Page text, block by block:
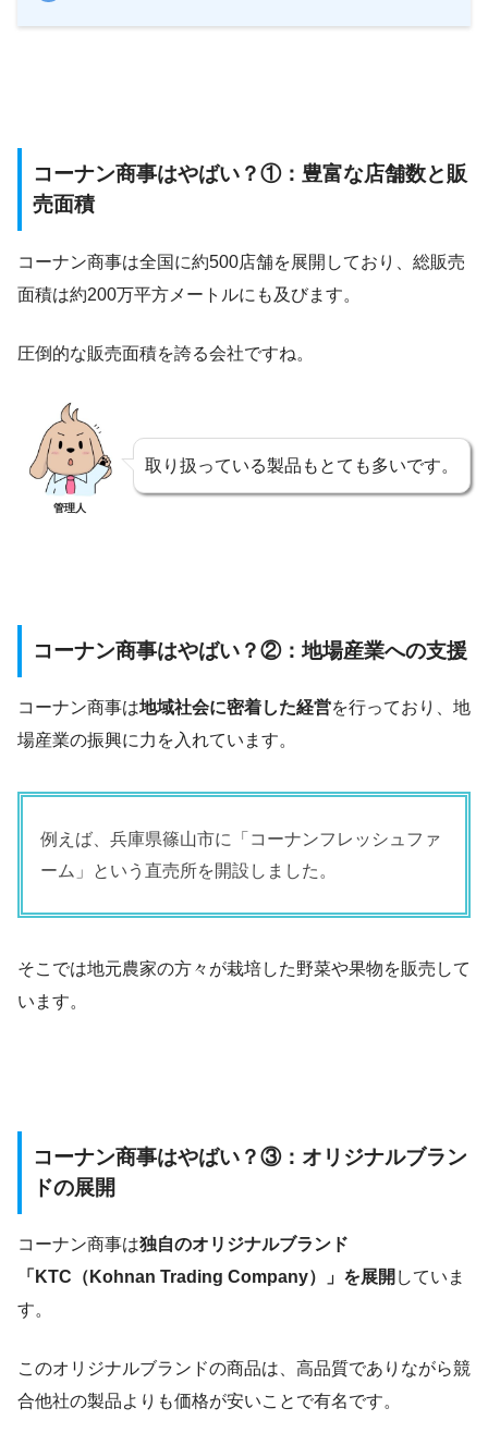
コーナン商事はやばい？①：豊富な店舗数と販
売面積
コーナン商事は全国に約500店舗を展開しており、総販売
面積は約200万平方メートルにも及びます。
圧倒的な販売面積を誇る会社ですね。
管理人
取り扱っている製品もとても多いです。
コーナン商事はやばい？②：地場産業への支援
コーナン商事は地域社会に密着した経営を行っており、地
場産業の振興に力を入れています。
例えば、兵庫県篠山市に「コーナンフレッシュファ
ーム」という直売所を開設しました。
そこでは地元農家の方々が栽培した野菜や果物を販売して
います。
コーナン商事はやばい？③：オリジナルブラン
ドの展開
コーナン商事は独自のオリジナルブランド
「KTC（Kohnan Trading Company）」を展開 していま
す。
このオリジナルブランドの商品は、高品質でありながら競
合他社の製品よりも価格が安いことで有名です。